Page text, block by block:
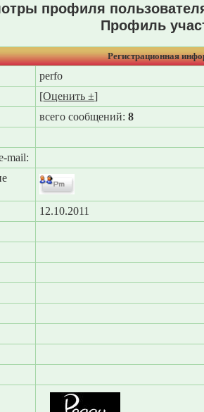
профиля
Профиль
Регистрационная
perfo
[Оценить ±]
всего сообщений:8
mail:
12.10.2011